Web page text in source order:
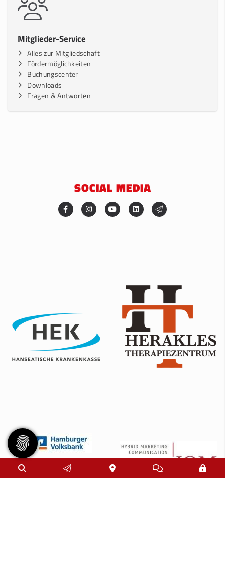
Mitglieder-Service
Alles zur Mitgliedschaft
Fördermöglichkeiten
Buchungscenter
Downloads
Fragen & Antworten
SOCIAL MEDIA